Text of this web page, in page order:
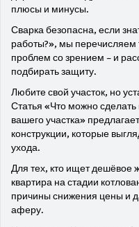
плюсы и минусы.
Сварка безопасна, если
работы?», мы перечисляем
проблем со зрением – и
подбирать защиту.
Любите свой участок, но
Статья «Что можно
вашего участка»
конструкции, которые
ухода.
Для тех, кто ищет дешёвое
квартира на стадии
причины снижения цены и
аферу.